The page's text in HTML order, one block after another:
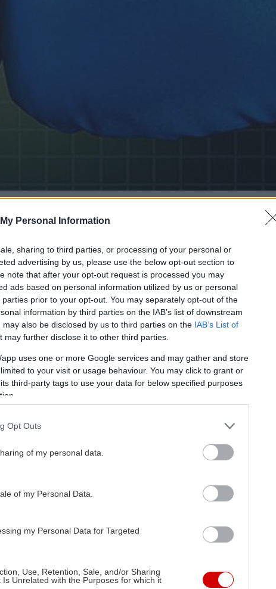
Personal Information
sharing to third parties, or processing of your personal or
advertising by us, please use the below opt-out section to
note that after your opt-out request is processed you may
ads based on personal information utilized by us or personal
prior to your opt-out. You may separately opt-out of the
information by third parties on the IAB’s list of downstream
also be disclosed by us to third parties on the IAB’s List of
may further disclose it to other third parties.
uses one or more Google services and may gather and store
to your visit or usage behaviour. You may click to grant or
third-party tags to use your data for below specified purposes
Opt Outs
of my personal data.
of my Personal Data.
my Personal Data for Targeted
Use, Retention, Sale, and/or Sharing
Unrelated with the Purposes for which it